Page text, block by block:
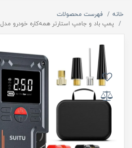
خانه
فهرست محصولات
پمپ باد و جامپ استارتر همه‌کاره خودرو مدل st-9631 pro برند SUITU